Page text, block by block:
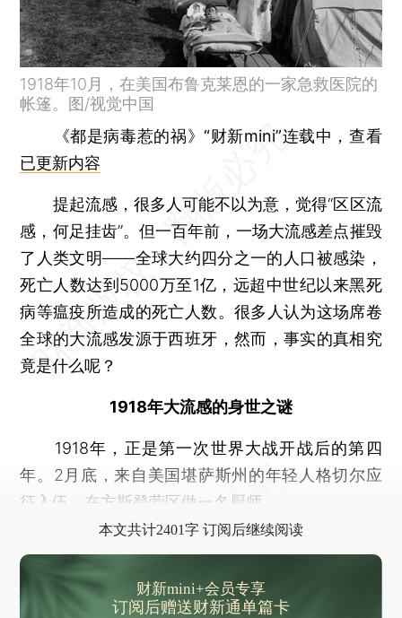
1918年10月，在美国布鲁克莱恩的一家急救医院的
帐篷。图/视觉中国
《都是病毒惹的祸》“财新mini”连载中，查看
已更新内容
提起流感，很多人可能不以为意，觉得“区区流
感，何足挂齿”。但一百年前，一场大流感差点摧毁
了人类文明——全球大约四分之一的人口被感染，
死亡人数达到5000万至1亿，远超中世纪以来黑死
病等瘟疫所造成的死亡人数。很多人认为这场席卷
全球的大流感发源于西班牙，然而，事实的真相究
竟是什么呢？
1918年大流感的身世之谜
1918年，正是第一次世界大战开战后的第四
年。2月底，来自美国堪萨斯州的年轻人格切尔应
征入伍，在方斯登营区做一名厨师。
本文共计2401字 订阅后继续阅读
财新mini+会员专享
订阅后赠送财新通单篇卡